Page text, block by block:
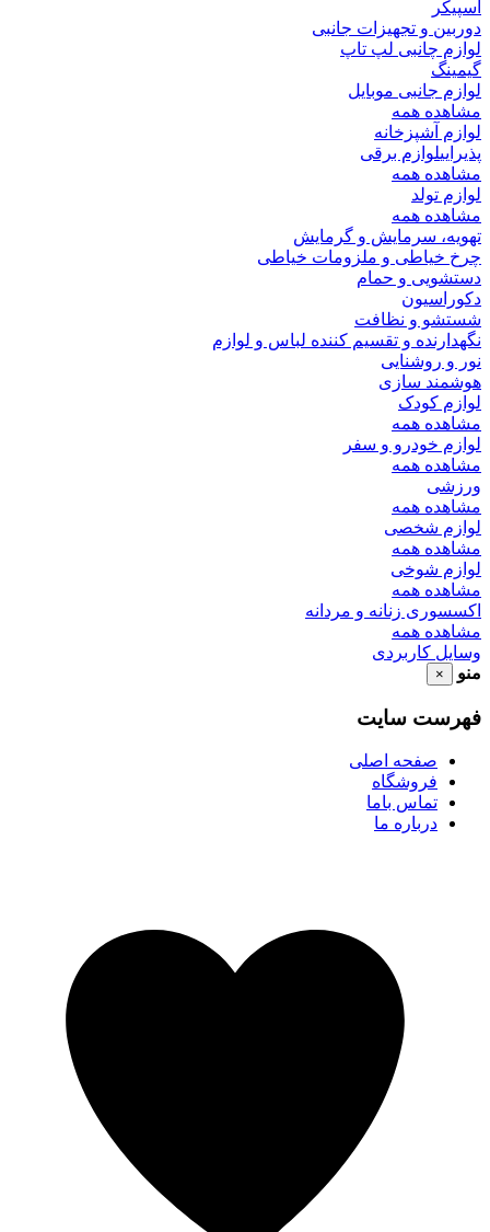
اسپیکر
دوربین و تجهیزات جانبی
لوازم چانبی لپ تاپ
گیمینگ
لوازم جانبی موبایل
مشاهده همه
لوازم آشپزخانه
پذیراییلوازم برقی
مشاهده همه
لوازم تولد
مشاهده همه
تهویه، سرمایش و گرمایش
چرخ خیاطی و ملزومات خیاطی
دستشویی و حمام
دکوراسیون
شستشو و نظافت
نگهدارنده و تقسیم کننده لباس و لوازم
نور و روشنایی
هوشمند سازی
لوازم کودک
مشاهده همه
لوازم خودرو و سفر
مشاهده همه
ورزشی
مشاهده همه
لوازم شخصی
مشاهده همه
لوازم شوخی
مشاهده همه
اکسسوری زنانه و مردانه
مشاهده همه
وسایل کاربردی
منو
×
فهرست سایت
صفحه اصلی
فروشگاه
تماس باما
درباره ما